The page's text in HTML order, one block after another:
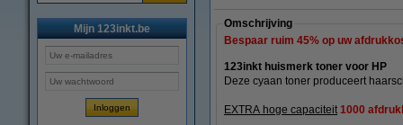
Mijn 123inkt.be
Omschrijving
Bespaar ruim 45% op uw
123inkt huismerk toner voor HP
Deze cyaan toner produceert
EXTRA hoge capaciteit 1000